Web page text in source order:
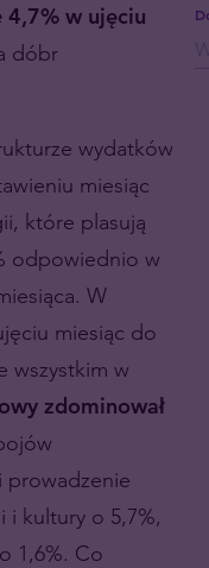
4,7% w ujęciu
dóbr
wydatków
miesiąc
które plasują
odpowiednio w
W
miesiąc do
wszystkim w
zdominował
prowadzenie
i kultury o 5,7%,
1,6%. Co